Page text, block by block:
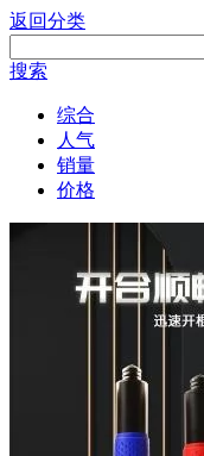
返回分类
搜索
综合
人气
销量
价格